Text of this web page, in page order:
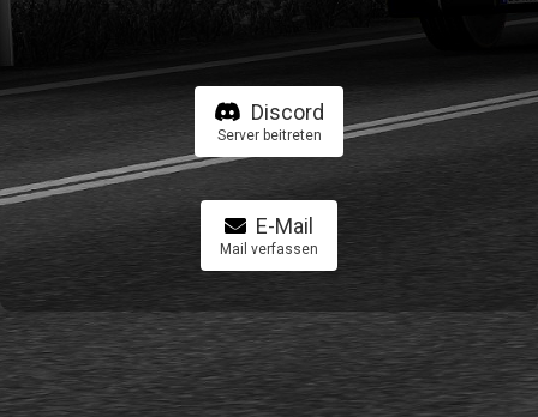
Discord
Server beitreten
E-Mail
Mail verfassen